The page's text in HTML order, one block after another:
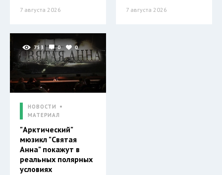
7 августа 2026 7 августа 2026
753 0 0
НОВОСТИ
МАТЕРИАЛ
"Арктический"
мюзикл "Святая
Анна" покажут в
реальных полярных
условиях